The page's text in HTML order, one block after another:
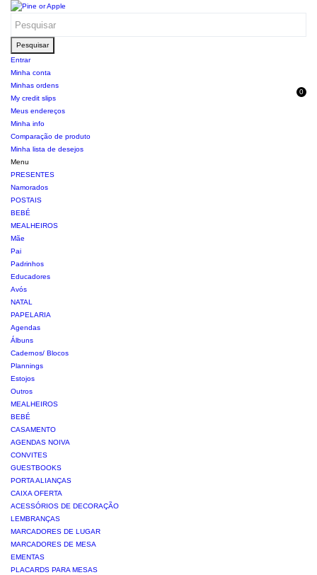
Pesquisar
0
Entrar
Minha conta
Minhas ordens
My credit slips
Meus endereços
Minha info
Comparação de produto
Minha lista de desejos
Menu
PRESENTES
Namorados
POSTAIS
BEBÉ
MEALHEIROS
Mãe
Pai
Padrinhos
Educadores
Avós
NATAL
PAPELARIA
Agendas
Álbuns
Cadernos/ Blocos
Plannings
Estojos
Outros
MEALHEIROS
BEBÉ
CASAMENTO
AGENDAS NOIVA
CONVITES
GUESTBOOKS
PORTA ALIANÇAS
CAIXA OFERTA
ACESSÓRIOS DE DECORAÇÃO
LEMBRANÇAS
MARCADORES DE LUGAR
MARCADORES DE MESA
EMENTAS
PLACARDS PARA MESAS